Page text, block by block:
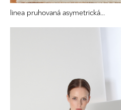
linea pruhovaná asymetrická...